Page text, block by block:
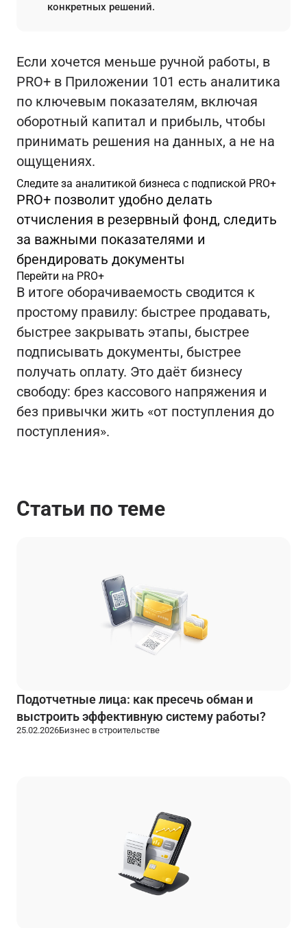
конкретных решений.
Если хочется меньше ручной работы, в
PRO+ в Приложении 101 есть аналитика
по ключевым показателям, включая
оборотный капитал и прибыль, чтобы
принимать решения на данных, а не на
ощущениях.
Следите за аналитикой бизнеса с подпиской PRO+
PRO+ позволит удобно делать
отчисления в резервный фонд, следить
за важными показателями и
брендировать документы
Перейти на PRO+
В итоге оборачиваемость сводится к
простому правилу: быстрее продавать,
быстрее закрывать этапы, быстрее
подписывать документы, быстрее
получать оплату. Это даёт бизнесу
свободу: брез кассового напряжения и
без привычки жить «от поступления до
поступления».
Статьи по теме
Подотчетные лица: как пресечь обман и
выстроить эффективную систему работы?
25.02.2026Бизнес в строительстве